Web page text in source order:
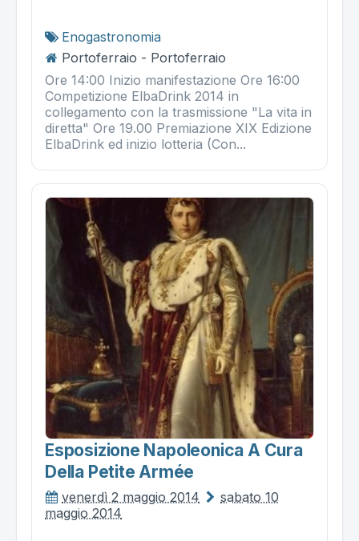
Enogastronomia
Portoferraio - Portoferraio
Ore 14:00 Inizio manifestazione Ore 16:00
Competizione ElbaDrink 2014 in
collegamento con la trasmissione "La vita in
diretta" Ore 19.00 Premiazione XIX Edizione
ElbaDrink ed inizio lotteria (Con...
Esposizione Napoleonica A Cura
Della Petite Armée
venerdì 2 maggio 2014
sabato 10
maggio 2014